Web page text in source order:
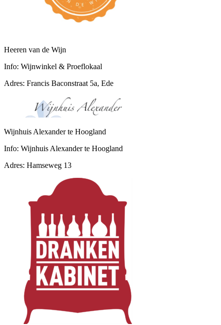
Heeren van de Wijn
Info: Wijnwinkel & Proeflokaal
Adres: Francis Baconstraat 5a, Ede
Wijnhuis Alexander te Hoogland
Info: Wijnhuis Alexander te Hoogland
Adres: Hamseweg 13